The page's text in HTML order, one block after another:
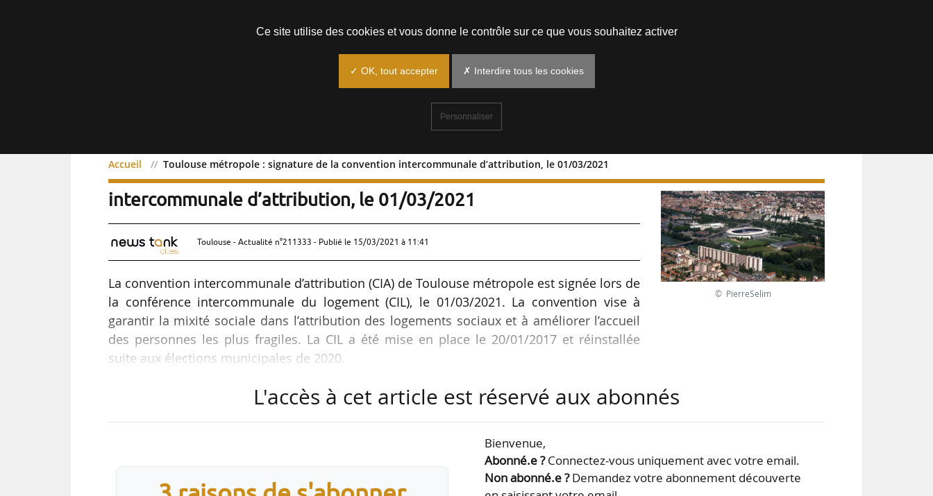
Accueil Toulouse métropole : signature de la convention intercommunale d’attribution, le 01/03/2021
Toulouse métropole : signature de la convention
intercommunale d’attribution, le 01/03/2021
Toulouse - Actualité n°211333 - Publié le 15/03/2021 à 11:41
La convention intercommunale d’attribution (CIA) de Toulouse métropole est signée lors de
la conférence intercommunale du logement (CIL), le 01/03/2021. La convention vise à
garantir la mixité sociale dans l’attribution des logements sociaux et à améliorer l’accueil
des personnes les plus fragiles. La CIL a été mise en place le 20/01/2017 et réinstallée
suite aux élections municipales de 2020.
« La convention intercommunale d’attribution a été validée par la CIL du 27/11/2019 et
signature de la CIA. Celle-ci a donc été signée lors de la CIL du 01/03/2021. Mais sa mise en
© PierreSelim
L'accès à cet article est réservé aux abonnés
Bienvenue,
Abonné.e ?Connectez-vous uniquement avec votre email.
Non abonné.e ?Demandez votre abonnement découverte
Ce site utilise des cookies et vous donne le contrôle sur ce que vous souhaitez activer
✓ OK, tout accepter ✗ Interdire tous les cookies
Personnaliser